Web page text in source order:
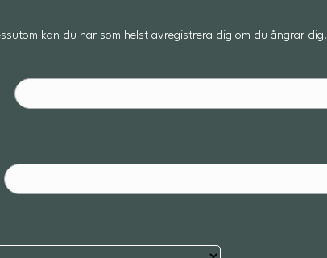
kan du när som helst avregistrera dig om du ångrar dig.